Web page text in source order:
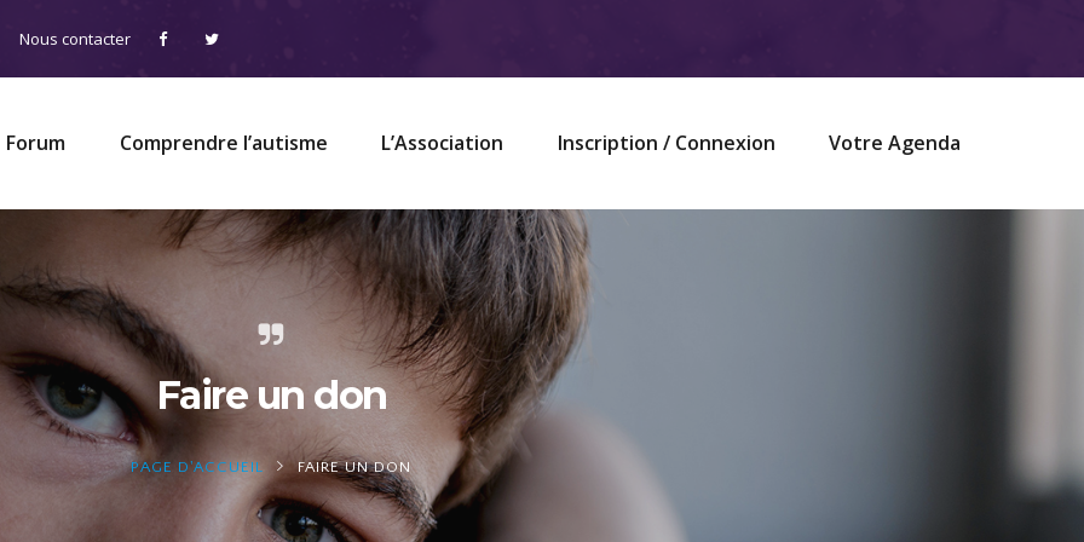
Nous contacter
Forum Comprendre l’autisme L’Association Inscription / Connexion Votre Agenda
Faire un don
PAGE D'ACCUEIL FAIRE UN DON